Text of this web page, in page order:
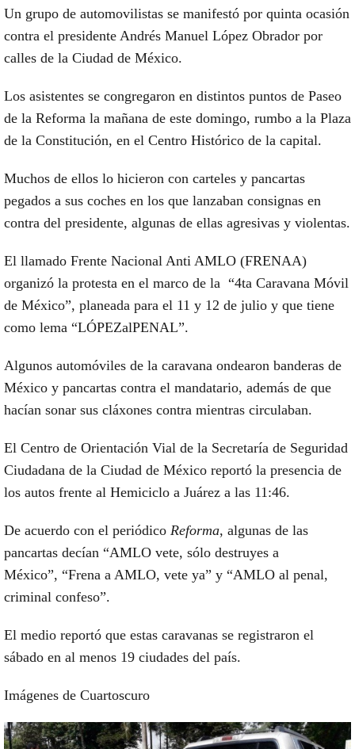
Un grupo de automovilistas se manifestó por quinta ocasión
contra el presidente Andrés Manuel López Obrador por
calles de la Ciudad de México.
Los asistentes se congregaron en distintos puntos de Paseo
de la Reforma la mañana de este domingo, rumbo a la Plaza
de la Constitución, en el Centro Histórico de la capital.
Muchos de ellos lo hicieron con carteles y pancartas
pegados a sus coches en los que lanzaban consignas en
contra del presidente, algunas de ellas agresivas y violentas.
El llamado Frente Nacional Anti AMLO (FRENAA)
organizó la protesta en el marco de la “4ta Caravana Móvil
de México”, planeada para el 11 y 12 de julio y que tiene
como lema “LÓPEZalPENAL”.
Algunos automóviles de la caravana ondearon banderas de
México y pancartas contra el mandatario, además de que
hacían sonar sus cláxones contra mientras circulaban.
El Centro de Orientación Vial de la Secretaría de Seguridad
Ciudadana de la Ciudad de México reportó la presencia de
los autos frente al Hemiciclo a Juárez a las 11:46.
De acuerdo con el periódico Reforma, algunas de las
pancartas decían “AMLO vete, sólo destruyes a
México”, “Frena a AMLO, vete ya” y “AMLO al penal,
criminal confeso”.
El medio reportó que estas caravanas se registraron el
sábado en al menos 19 ciudades del país.
Imágenes de Cuartoscuro